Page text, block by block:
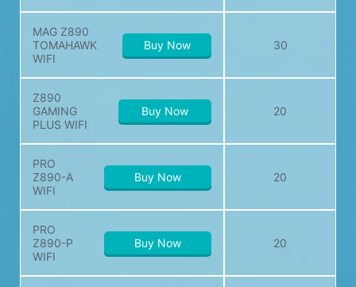
MAG Z890
TOMAHAWK
WIFI
Buy Now 30
Z890
GAMING
PLUS WIFI
Buy Now 20
PRO
Z890-A
WIFI
Buy Now 20
PRO
Z890-P
WIFI
Buy Now 20